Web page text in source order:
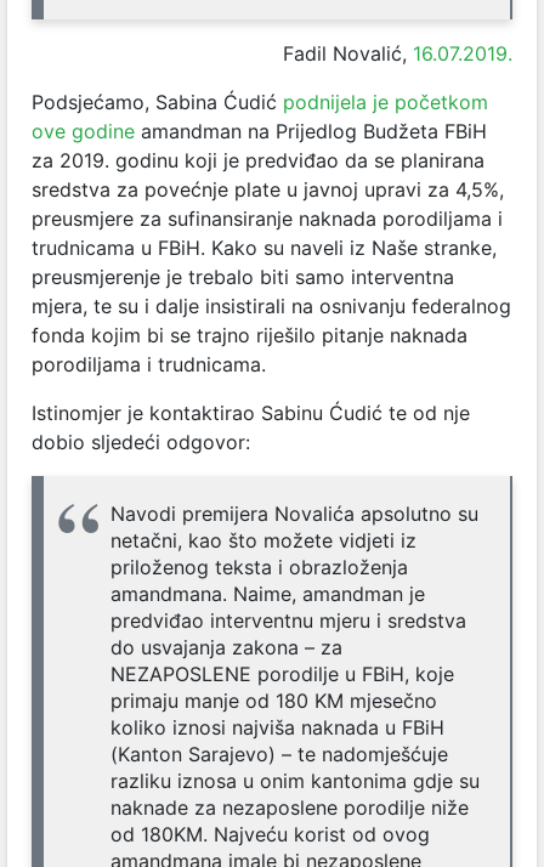
Fadil Novalić, 16.07.2019.
Podsjećamo, Sabina Ćudić podnijela je početkom
ove godine amandman na Prijedlog Budžeta FBiH
za 2019. godinu koji je predviđao da se planirana
sredstva za povećnje plate u javnoj upravi za 4,5%,
preusmjere za sufinansiranje naknada porodiljama i
trudnicama u FBiH. Kako su naveli iz Naše stranke,
preusmjerenje je trebalo biti samo interventna
mjera, te su i dalje insistirali na osnivanju federalnog
fonda kojim bi se trajno riješilo pitanje naknada
porodiljama i trudnicama.
Istinomjer je kontaktirao Sabinu Ćudić te od nje
dobio sljedeći odgovor:
Navodi premijera Novalića apsolutno su
netačni, kao što možete vidjeti iz
priloženog teksta i obrazloženja
amandmana. Naime, amandman je
predviđao interventnu mjeru i sredstva
do usvajanja zakona – za
NEZAPOSLENE porodilje u FBiH, koje
primaju manje od 180 KM mjesečno
koliko iznosi najviša naknada u FBiH
(Kanton Sarajevo) – te nadomješćuje
razliku iznosa u onim kantonima gdje su
naknade za nezaposlene porodilje niže
od 180KM. Najveću korist od ovog
amandmana imale bi nezaposlene